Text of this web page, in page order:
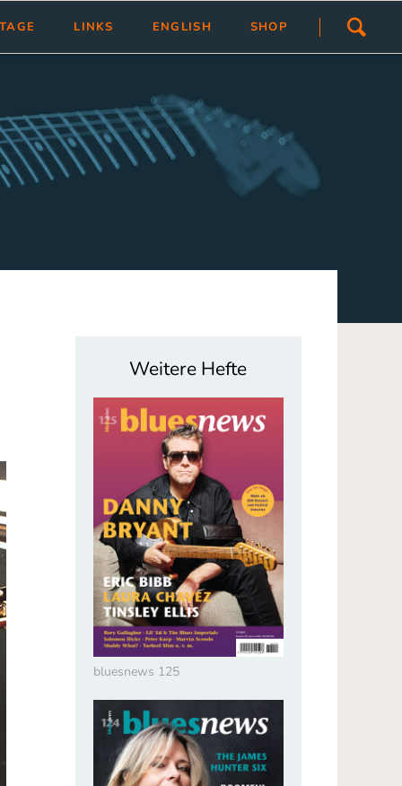
überspringen
LINKS
Link hinzfügen/ändern
ENGLISH SHOP
Weitere Hefte
bluesnews 125